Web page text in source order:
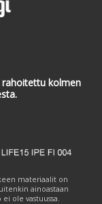
rahoitettu kolmen
materiaalit on
ainoastaan
ole vastuussa.